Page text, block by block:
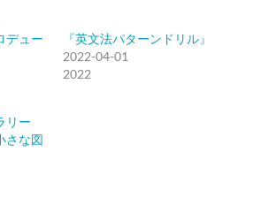
デュー
『英文法パターンドリル』
2022-04-01
2022
リー
さな図